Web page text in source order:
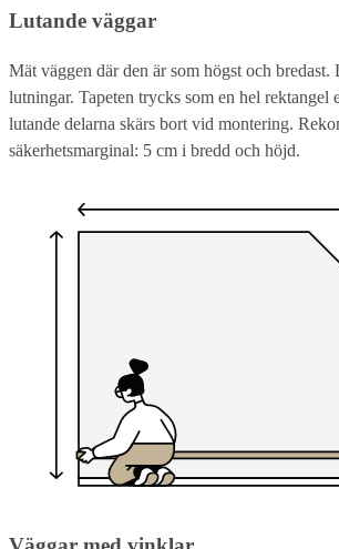
Lutande väggar
Mät väggen där den är som högst och bredast.
lutningar. Tapeten trycks som en hel rektangel
lutande delarna skärs bort vid montering.
säkerhetsmarginal: 5 cm i bredd och höjd.